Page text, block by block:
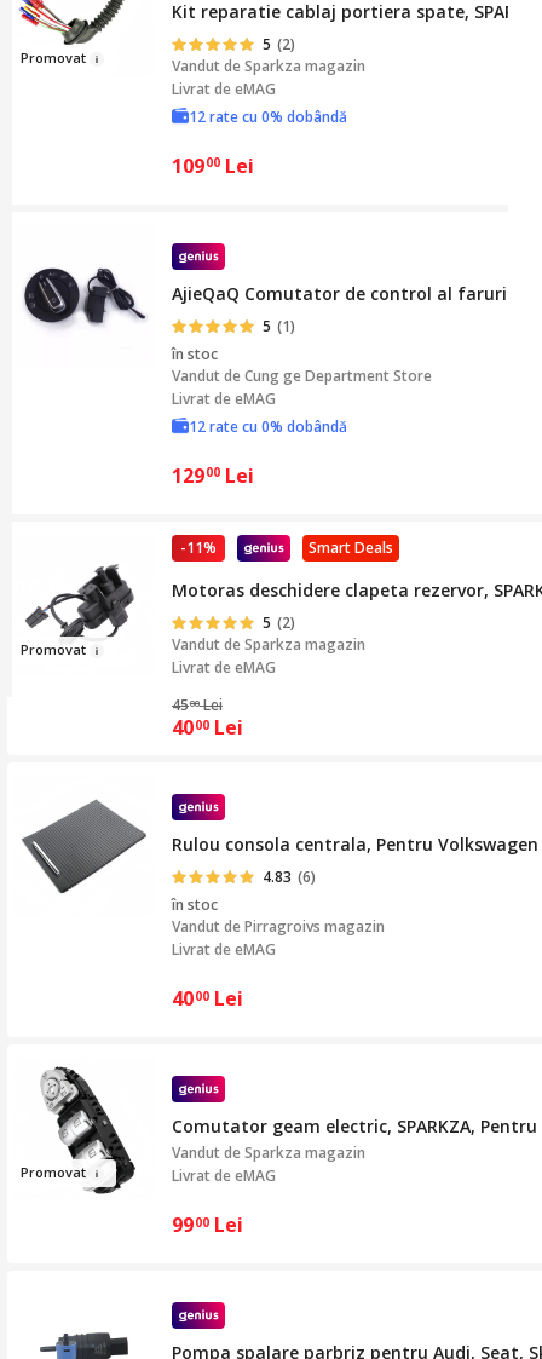
Promovat
Kit reparatie cablaj portiera spate,
5 (2)
Vandut deSparkza magazin
Livrat de eMAG
12 rate cu 0% dobândă
10900 Lei
AjieQaQ Comutator de control al farurilor
5 (1)
în stoc
Vandut deCung ge Department Store
Livrat de eMAG
12 rate cu 0% dobândă
12900 Lei
Promovat
Smart Deals
-11%
Motoras deschidere clapeta rezervor,
5 (2)
Vandut deSparkza magazin
Livrat de eMAG
4500 Lei
4000 Lei
Rulou consola centrala, Pentru Volkswagen
4.83 (6)
în stoc
Vandut dePirragroivs magazin
Livrat de eMAG
4000 Lei
Promovat
Comutator geam electric, SPARKZA, Pentru
Vandut deSparkza magazin
Livrat de eMAG
9900 Lei
Pompa spalare parbriz pentru Audi, Seat,